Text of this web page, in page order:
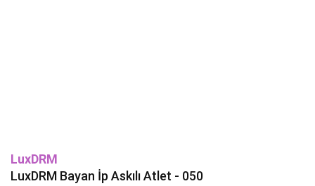
LuxDRM
LuxDRM Bayan İp Askılı Atlet - 050